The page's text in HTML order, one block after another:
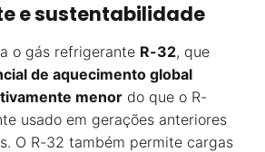
e sustentabilidade
o gás refrigerante R-32, que
de aquecimento global
menor do que o R-
usado em gerações anteriores
O R-32 também permite cargas